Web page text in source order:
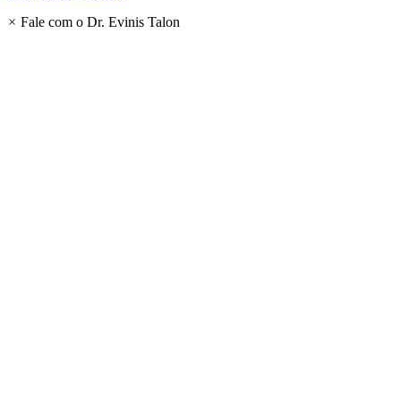
× Fale com o Dr. Evinis Talon